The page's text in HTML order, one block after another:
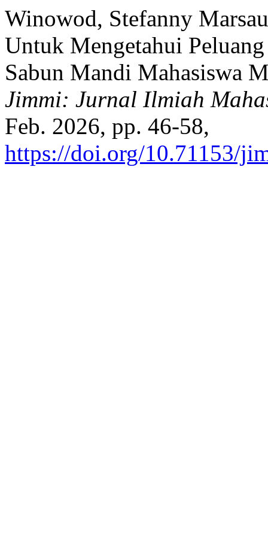
Winowod, Stefanny
Untuk Mengetahui
Sabun Mandi Mahasiswa
Jimmi: Jurnal Ilmiah
Feb. 2026, pp. 46-58,
https://doi.org/10.71153/